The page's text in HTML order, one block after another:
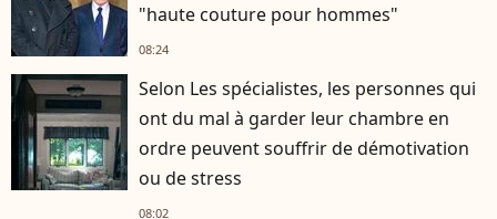
"haute couture pour hommes"
08:24
Selon Les spécialistes, les personnes qui
ont du mal à garder leur chambre en
ordre peuvent souffrir de démotivation
ou de stress
08:02